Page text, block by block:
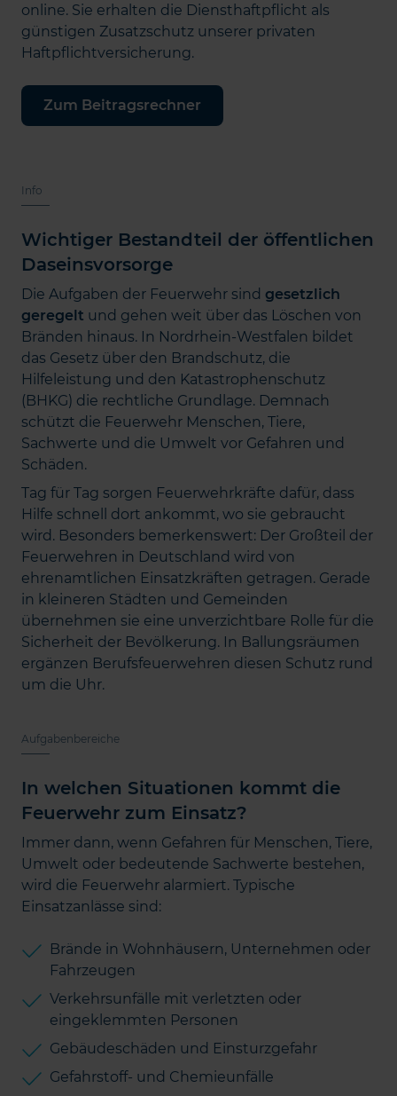
online. Sie erhalten die Diensthaftpflicht als
günstigen Zusatzschutz unserer privaten
Haftpflichtversicherung.
Zum Beitragsrechner
Info
Wichtiger Bestandteil der öffentlichen
Daseinsvorsorge
Die Aufgaben der Feuerwehr sind gesetzlich
geregelt und gehen weit über das Löschen von
Bränden hinaus. In Nordrhein-Westfalen bildet
das Gesetz über den Brandschutz, die
Hilfeleistung und den Katastrophenschutz
(BHKG) die rechtliche Grundlage. Demnach
schützt die Feuerwehr Menschen, Tiere,
Sachwerte und die Umwelt vor Gefahren und
Schäden.
Tag für Tag sorgen Feuerwehrkräfte dafür, dass
Hilfe schnell dort ankommt, wo sie gebraucht
wird. Besonders bemerkenswert: Der Großteil der
Feuerwehren in Deutschland wird von
ehrenamtlichen Einsatzkräften getragen. Gerade
in kleineren Städten und Gemeinden
übernehmen sie eine unverzichtbare Rolle für die
Sicherheit der Bevölkerung. In Ballungsräumen
ergänzen Berufsfeuerwehren diesen Schutz rund
um die Uhr.
Aufgabenbereiche
In welchen Situationen kommt die
Feuerwehr zum Einsatz?
Immer dann, wenn Gefahren für Menschen, Tiere,
Umwelt oder bedeutende Sachwerte bestehen,
wird die Feuerwehr alarmiert. Typische
Einsatzanlässe sind:
Brände in Wohnhäusern, Unternehmen oder
Fahrzeugen
Verkehrsunfälle mit verletzten oder
eingeklemmten Personen
Gebäudeschäden und Einsturzgefahr
Gefahrstoff- und Chemieunfälle